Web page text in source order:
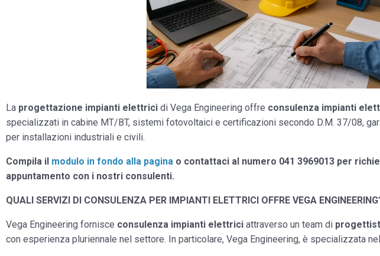
La progettazione impianti elettrici di Vega Engineering offre consulenza impianti
specializzati in cabine MT/BT, sistemi fotovoltaici e certificazioni secondo D.M. 37/08,
per installazioni industriali e civili.
Compila il modulo in fondo alla pagina o contattaci al numero 041 3969013 per
appuntamento con i nostri consulenti.
QUALI SERVIZI DI CONSULENZA PER IMPIANTI ELETTRICI OFFRE VEGA
Vega Engineering fornisce consulenza impianti elettrici attraverso un team di
con esperienza pluriennale nel settore. In particolare, Vega Engineering, è specializzata